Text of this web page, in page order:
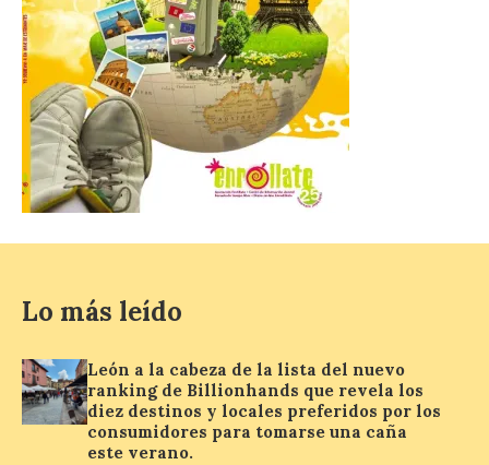
El Ayuntamiento de
Zamora recibe a la Banda
de Música tras sus
históricos triunfos en
Kerkrade
7 Ago 2026
La agrupación zamorana
segundo puesto en la
clasificación general y la
interpretación en el World Music Contest
celebrado en Kerkrade. Más de la mitad
de […]
Lo más leído
León a la cabeza de la lista del nuevo
ranking de Billionhands que revela los
diez destinos y locales preferidos por los
consumidores para tomarse una caña
este verano.